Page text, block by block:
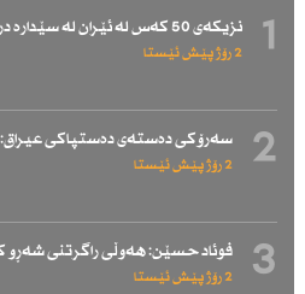
1 نزیكەی 50 كەس لە ئێران لە سێدارە دراون
2 رۆژ پێش ئێستا
2 سەرۆكی دەستەی دەستپاكی
2 رۆژ پێش ئێستا
3 فوئاد حسێن: هەوڵی راگرتنی شەڕو
2 رۆژ پێش ئێستا